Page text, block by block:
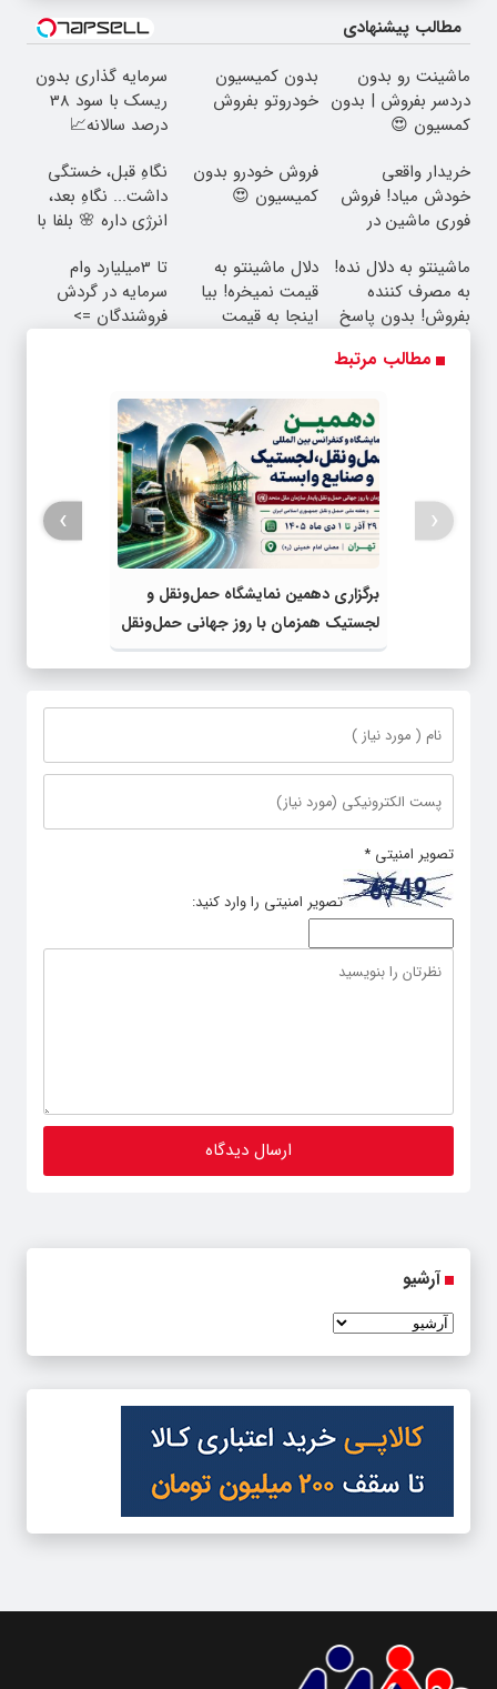
مطالب پیشنهادی
ماشینت رو بدون
دردسر بفروش | بدون
کمسیون 😍
بدون کمیسیون
خودروتو بفروش
سرمایه گذاری بدون
ریسک با سود 38
درصد سالانه📈
خریدار واقعی
خودش میاد! فروش
فوری ماشین در
فروش خودرو بدون
کمیسیون 😍
نگاهِ قبل، خستگی
داشت... نگاهِ بعد،
انرژی داره 🌸 بلفا با
ماشینتو به دلال نده!
به مصرف کننده
بفروش! بدون پاسخ
دلال ماشینتو به
قیمت نمیخره! بیا
اینجا به قیمت
تا 3میلیارد وام
سرمایه در گردش
فروشندگان =>
مطالب مرتبط
برگزاری دهمین نمایشگاه حمل‌ونقل و
لجستیک همزمان با روز جهانی حمل‌ونقل
پایدار سازمان ملل متحد
‹
›
تصویر امنیتی *
تصویر امنیتی را وارد کنید:
آرشیو